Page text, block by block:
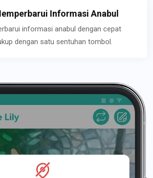
Informasi Anabul
informasi anabul dengan cepat
dengan satu sentuhan tombol.